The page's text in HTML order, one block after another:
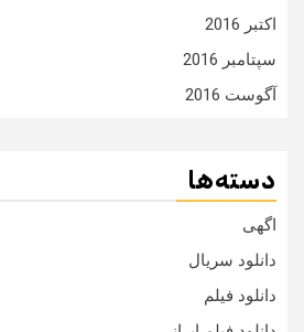
اکتبر 2016
سپتامبر 2016
آگوست 2016
دسته‌ها
اگهی
دانلود سریال
دانلود فیلم